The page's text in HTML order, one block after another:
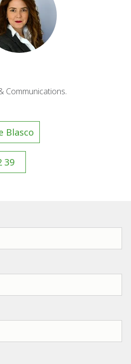
Communications.
Blasco
39